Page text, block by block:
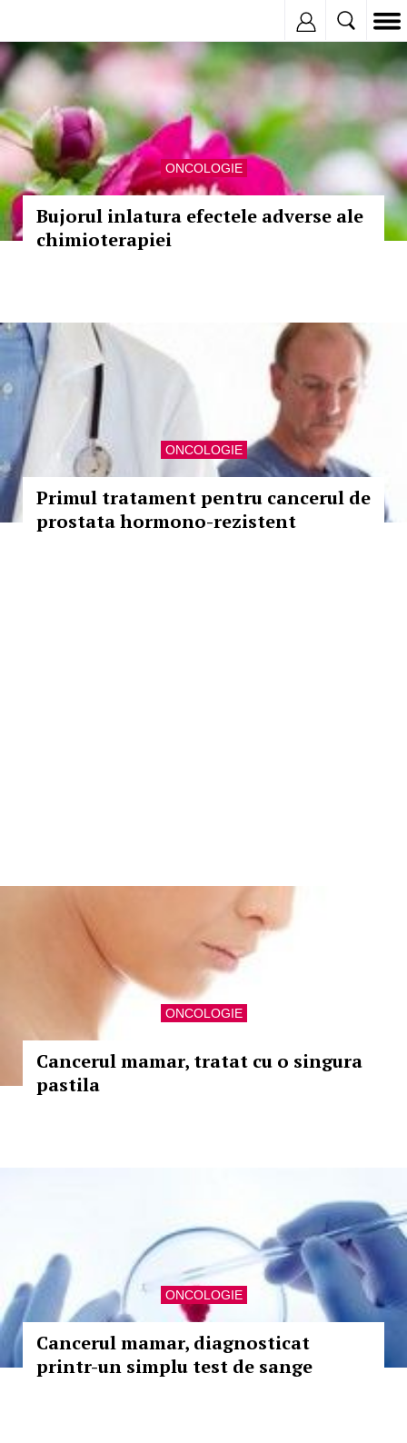
ONCOLOGIE
Bujorul inlatura efectele adverse ale
chimioterapiei
ONCOLOGIE
Primul tratament pentru cancerul de
prostata hormono-rezistent
ONCOLOGIE
Cancerul mamar, tratat cu o singura
pastila
ONCOLOGIE
Cancerul mamar, diagnosticat
printr-un simplu test de sange